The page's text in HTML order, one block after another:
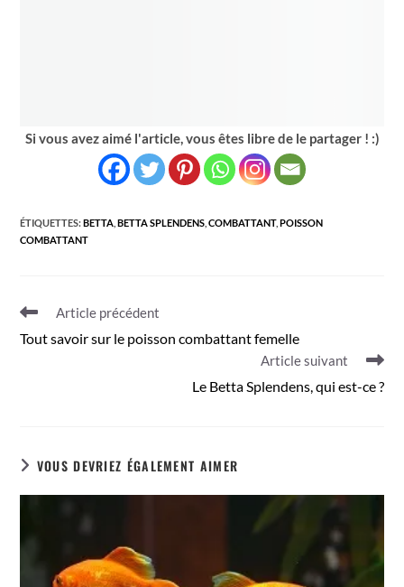
Si vous avez aimé l'article, vous êtes libre de le partager ! :)
ÉTIQUETTES:BETTA BETTA SPLENDENS COMBATTANT, POISSON
COMBATTANT
Read
articles
Article précédent
Tout savoir sur le poisson combattant femelle
Article suivant
Le Betta Splendens, qui est-ce ?
VOUS DEVRIEZ ÉGALEMENT AIMER